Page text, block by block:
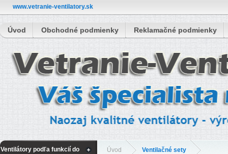
www.vetranie-ventilatory.sk
Úvod Obchodné podmienky Reklamačné podmienky
Úvod Ventilačné sety
Ventilátory podľa funkcií do